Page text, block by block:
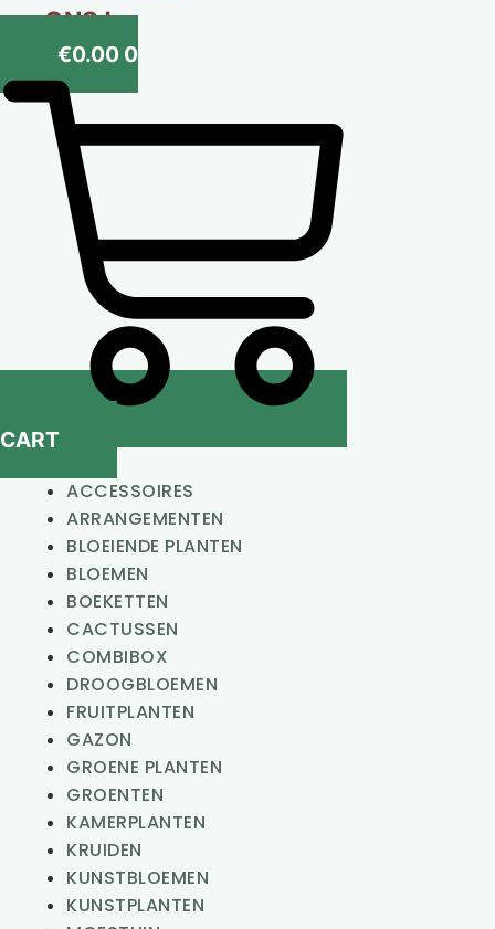
ONS !
€0.00 0
CART
ACCESSOIRES
ARRANGEMENTEN
BLOEIENDE PLANTEN
BLOEMEN
BOEKETTEN
CACTUSSEN
COMBIBOX
DROOGBLOEMEN
FRUITPLANTEN
GAZON
GROENE PLANTEN
GROENTEN
KAMERPLANTEN
KRUIDEN
KUNSTBLOEMEN
KUNSTPLANTEN